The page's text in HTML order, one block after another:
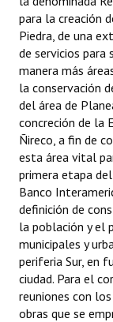
para la creación
Piedra, de una
de servicios para
manera más
la conservación
del área de
concreción de la
Ñireco, a fin de
esta área vital
primera etapa
Banco
definición de
la población y el
municipales y
periferia Sur, en
ciudad. Para el
reuniones con
obras que se